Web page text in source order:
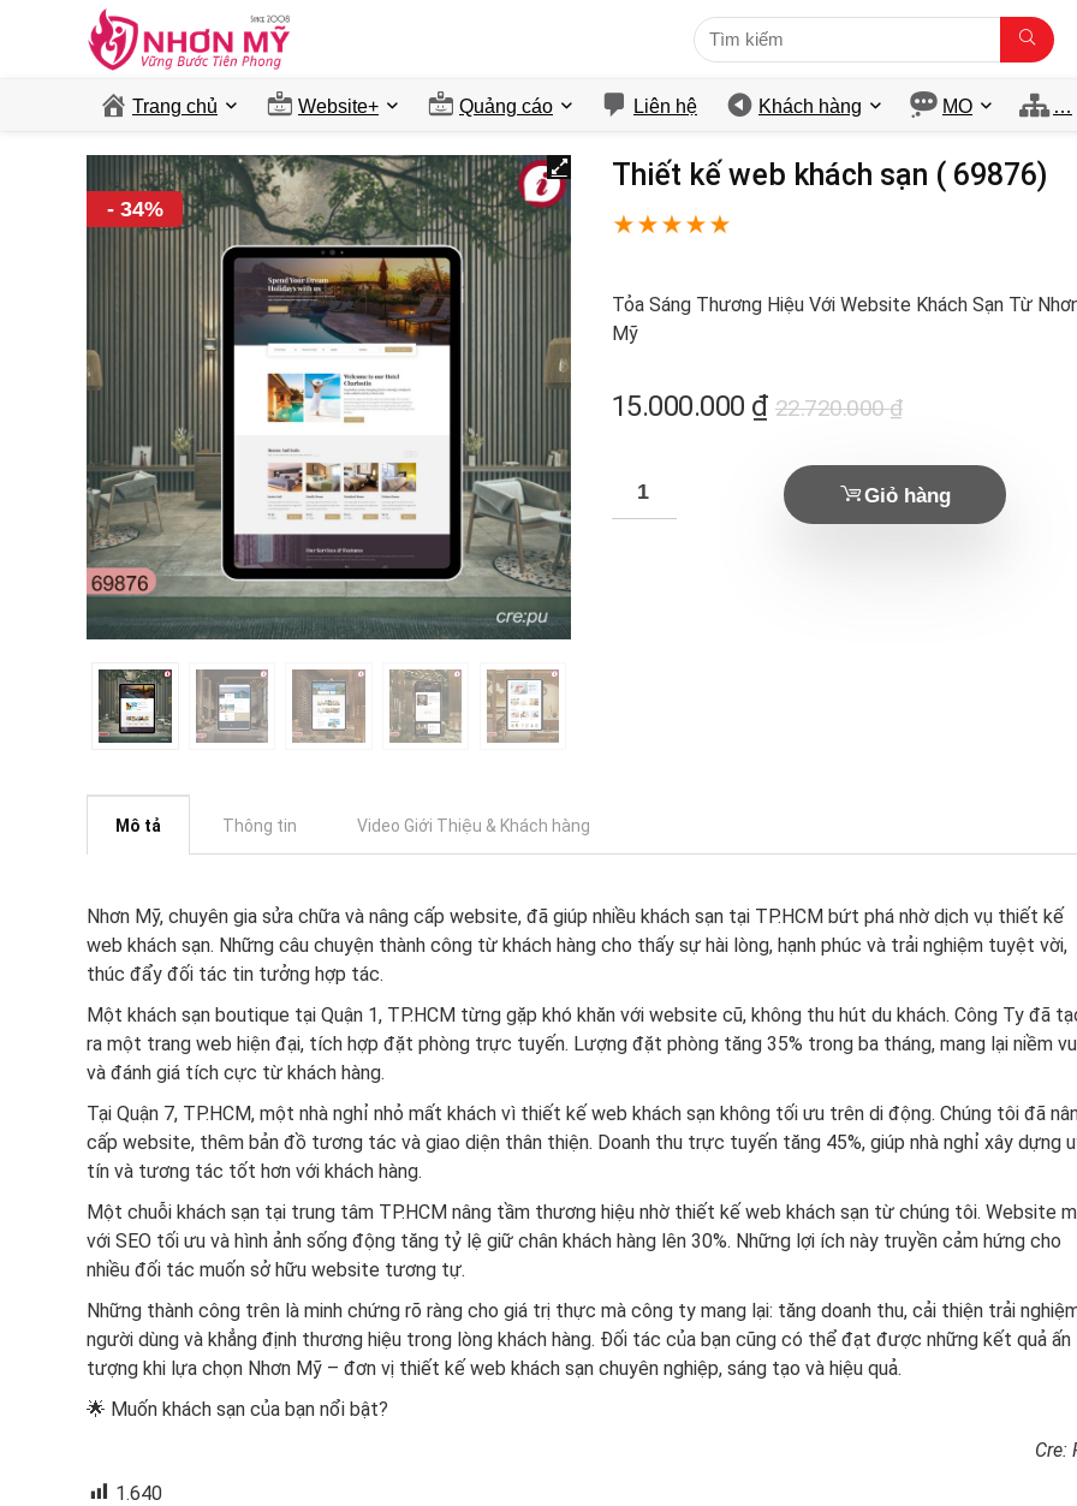
Trang chủ Website+ Quảng cáo Liên hệ Khách hàng MO …
- 34%
Thiết kế web khách sạn ( 69876)
★★★★★
Tỏa Sáng Thương Hiệu Với Website Khách Sạn Từ
Mỹ
22.720.000₫Giá
là:
22.720.000 ₫.
15.000.000 ₫
Giá
tại
là:
Giỏ hàng
Mô tả Thông tin Video Giới Thiệu & Khách hàng
Nhơn Mỹ, chuyên gia sửa chữa và nâng cấp website, đã giúp nhiều khách sạn tại TP.HCM bứt phá nhờ dịch vụ thiết kế
web khách sạn. Những câu chuyện thành công từ khách hàng cho thấy sự hài lòng, hạnh phúc và trải nghiệm tuyệt vời,
thúc đẩy đối tác tin tưởng hợp tác.
Một khách sạn boutique tại Quận 1, TP.HCM từng gặp khó khăn với website cũ, không thu hút du khách. Công Ty đã
ra một trang web hiện đại, tích hợp đặt phòng trực tuyến. Lượng đặt phòng tăng 35% trong ba tháng, mang lại niềm
và đánh giá tích cực từ khách hàng.
Tại Quận 7, TP.HCM, một nhà nghỉ nhỏ mất khách vì thiết kế web khách sạn không tối ưu trên di động. Chúng tôi đã
cấp website, thêm bản đồ tương tác và giao diện thân thiện. Doanh thu trực tuyến tăng 45%, giúp nhà nghỉ xây dựng
tín và tương tác tốt hơn với khách hàng.
Một chuỗi khách sạn tại trung tâm TP.HCM nâng tầm thương hiệu nhờ thiết kế web khách sạn từ chúng tôi. Website
với SEO tối ưu và hình ảnh sống động tăng tỷ lệ giữ chân khách hàng lên 30%. Những lợi ích này truyền cảm hứng cho
nhiều đối tác muốn sở hữu website tương tự.
Những thành công trên là minh chứng rõ ràng cho giá trị thực mà công ty mang lại: tăng doanh thu, cải thiện trải
người dùng và khẳng định thương hiệu trong lòng khách hàng. Đối tác của bạn cũng có thể đạt được những kết quả ấn
tượng khi lựa chọn Nhơn Mỹ – đơn vị thiết kế web khách sạn chuyên nghiệp, sáng tạo và hiệu quả.
🌟 Muốn khách sạn của bạn nổi bật?
Cre:
1.640